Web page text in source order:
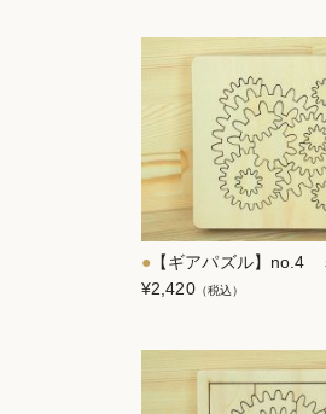
【ギアパズル】no.4
¥2,420（税込）